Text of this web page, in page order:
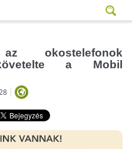
okostelefonok
a Mobil